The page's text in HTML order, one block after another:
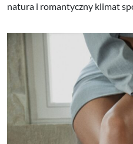
natura i romantyczny klimat